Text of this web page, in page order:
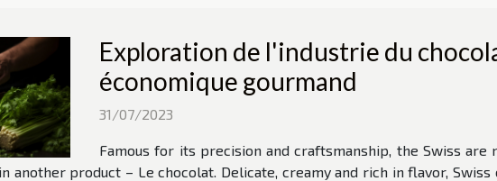
Exploration de l'industrie du
économique gourmand
31/07/2023
Famous for its precision and craftsmanship, the Swiss
another product – Le chocolat. Delicate, creamy and rich in flavor,